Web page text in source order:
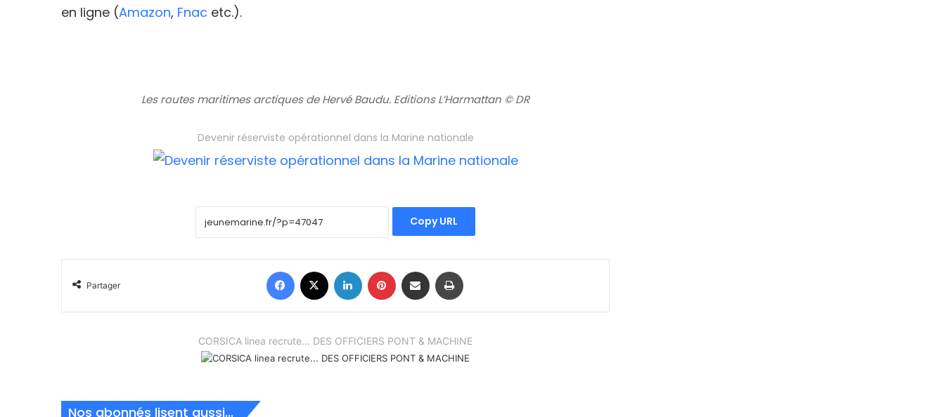
en ligne (Amazon, Fnac etc.).
Les routes maritimes arctiques de Hervé Baudu. Editions L’Harmattan © DR
Devenir réserviste opérationnel dans la Marine nationale
Copy URL
Partager
Facebook Linkedin Pinterest Partager par email
CORSICA linea recrute... DES OFFICIERS PONT & MACHINE
Nos abonnés lisent aussi...